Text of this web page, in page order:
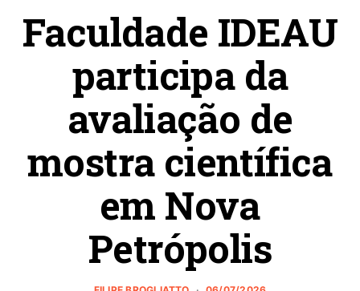
Faculdade IDEAU
participa da
avaliação de
mostra científica
em Nova
Petrópolis